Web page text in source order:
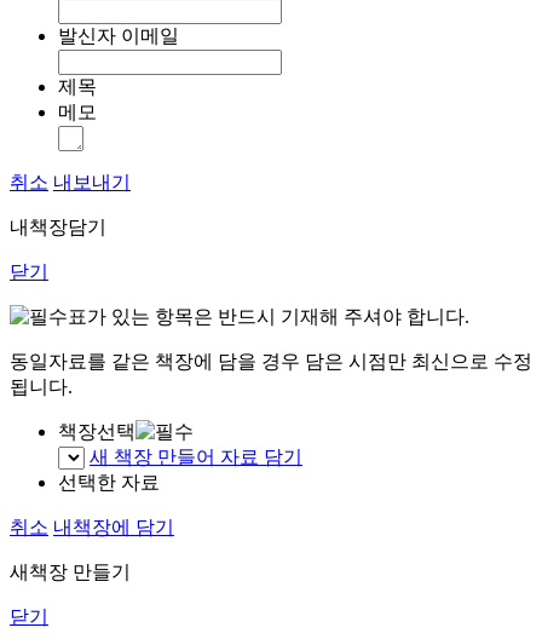
발신자 이메일
제목
메모
취소 내보내기
내책장담기
닫기
표가 있는 항목은 반드시 기재해 주셔야 합니다.
동일자료를 같은 책장에 담을 경우 담은 시점만 최신으로 수정
됩니다.
책장선택
새 책장 만들어 자료 담기
선택한 자료
취소 내책장에 담기
새책장 만들기
닫기